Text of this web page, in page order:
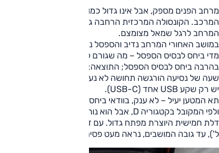
מרחב הפנים מספק, אבל אינו גדול כמו שניתן להתרשם מממדי
המרכב. הקונסולה המרכזית הרחבה גוזלת מעט ממנו ומנגד
המרחב לרגל שמאל מצומצם.
במושב האחורי המרחב נדיב והספסל נוח, אבל הרצפה גבוהה
מדי ביחס לבסיס הספסל – מה שגורם לברכיים להיות מורמות
בהרבה ביחס לבסיס הספסל; התוצאה: כבר אחרי פחות מחצי
שעה של נסיעה הורגשה תחושה לא נעימה בברכיים. פרט לכך,
יש רק שקע USB אחד (USB-C).
תא המטען יעיל – לא ענק, בוודאי ביחס למכונית בממדים כאלה
ולפי המקובל בקטגוריה D, אבל הוא נוח לשימוש בזכות אותה
ל'), עד גובה המושבים, נראה מעט פסימי.